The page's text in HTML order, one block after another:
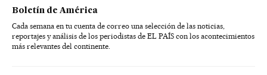
Boletín de América
Cada semana en tu cuenta de correo una selección de las noticias,
reportajes y análisis de los periodistas de EL PAÍS con los acontecimientos
más relevantes del continente.